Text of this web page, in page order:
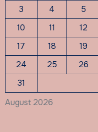
August 2026
3
4 5
10
11 12
17
18 19
24
25 26
31